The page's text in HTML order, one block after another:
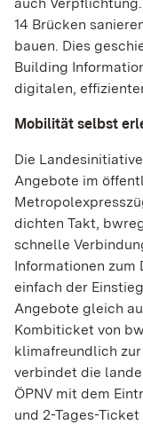
14 Brücken
bauen. Dies
Building
digitalen,
Mobilität selbst
Die
Angebote im
dichten Takt,
schnelle
Informationen zum
einfach der
Angebote gleich
Kombiticket von
klimafreundlich
verbindet die
ÖPNV mit dem
und 2-Tages-